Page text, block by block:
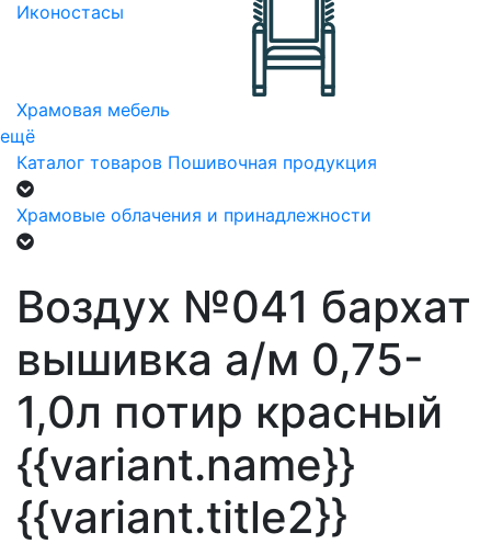
Иконостасы
Храмовая мебель
ещё
Каталог товаров Пошивочная продукция
Храмовые облачения и принадлежности
Воздух №041 бархат
вышивка а/м 0,75-
1,0л потир красный
{{variant.name}}
{{variant.title2}}